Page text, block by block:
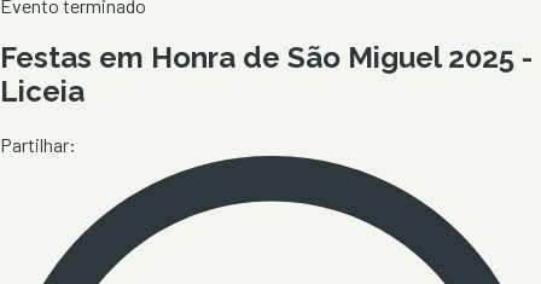
Evento terminado
Festas em Honra de São Miguel 2025 -
Liceia
Partilhar: